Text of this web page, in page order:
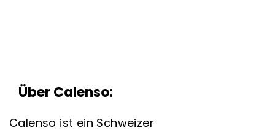
Über Calenso:
Calenso ist ein Schweizer